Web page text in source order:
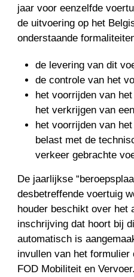
jaar voor eenzelfde
de uitvoering op het
onderstaande
de levering van dit
de controle van het
het voorrijden van
het verkrijgen van
het voorrijden van
belast met de
verkeer gebrachte
De jaarlijkse
desbetreffende voertuig
houder beschikt over het
inschrijving dat hoort bij
automatisch is
invullen van het formulier
FOD Mobiliteit en Vervoer.